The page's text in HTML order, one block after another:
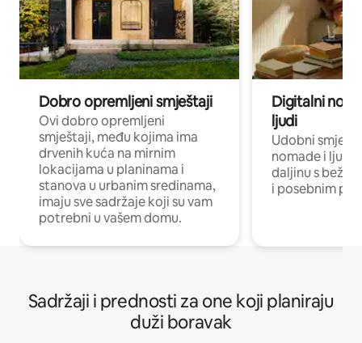
Dobro opremljeni smještaji
Ovi dobro opremljeni
smještaji, među kojima ima
drvenih kuća na mirnim
lokacijama u planinama i
stanova u urbanim sredinama,
imaju sve sadržaje koji su vam
potrebni u vašem domu.
Digitalni
ljudi
Udobni
nomade i ljude
daljinu s
i posebnim
Sadržaji i prednosti za one koji planiraju
duži boravak